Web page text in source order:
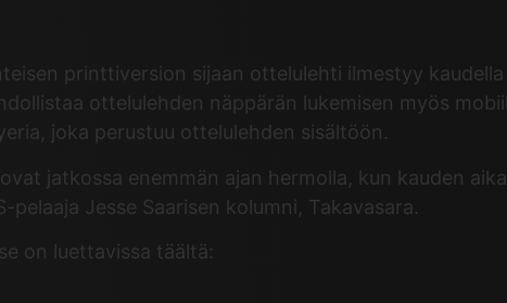
printtiversion sijaan ottelulehti ilmestyy
ottelulehden näppärän lukemisen myös
joka perustuu ottelulehden sisältöön.
jatkossa enemmän ajan hermolla, kun kauden
Jesse Saarisen kolumni, Takavasara.
on luettavissa täältä: